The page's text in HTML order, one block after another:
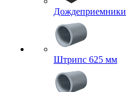
Дождеприемники
Штрипс 625 мм